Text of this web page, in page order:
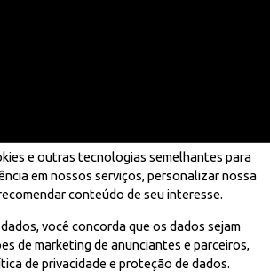
e outras tecnologias semelhantes para
em nossos serviços, personalizar nossa
conteúdo de seu interesse.
você concorda que os dados sejam
de marketing de anunciantes e parceiros,
de privacidade e proteção de dados.